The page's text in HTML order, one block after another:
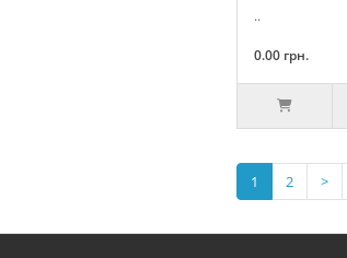
..
0.00 грн.
1 2 >